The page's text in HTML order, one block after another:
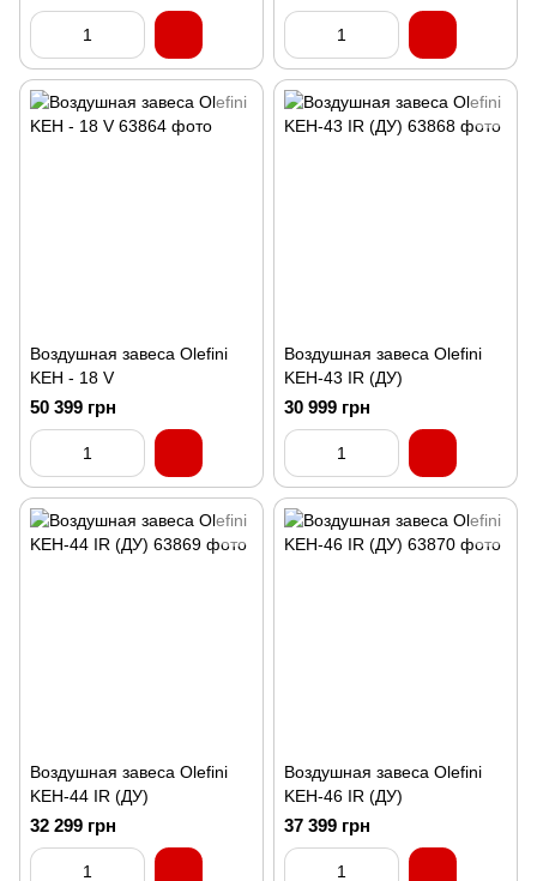
Воздушная завеса Olefini
KEH - 18 V
50 399 грн
Воздушная завеса Olefini
KEH-43 IR (ДУ)
30 999 грн
Воздушная завеса Olefini
KEH-44 IR (ДУ)
32 299 грн
Воздушная завеса Olefini
KEH-46 IR (ДУ)
37 399 грн